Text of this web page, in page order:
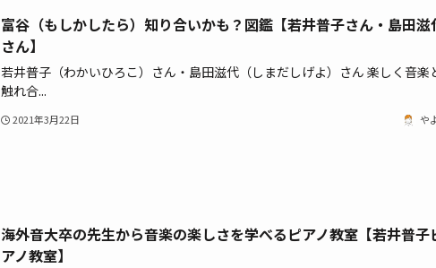
富谷（もしかしたら）知り合いかも？図鑑【若井普子さん・島田滋
さん】
若井普子（わかいひろこ）さん・島田滋代（しまだしげよ）さん 楽しく音楽
触れ合...
2021年3月22日 や
海外音大卒の先生から音楽の楽しさを学べるピアノ教室【若井普子
アノ教室】